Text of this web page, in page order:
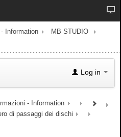
- Information
MB STUDIO
Log in
- Information
di passaggi dei dischi